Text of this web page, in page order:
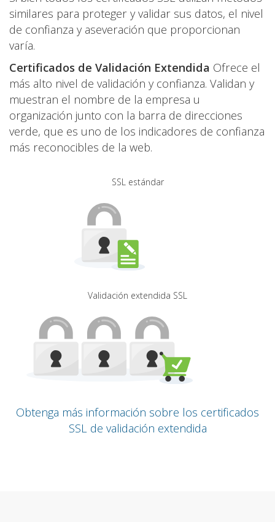
similares para proteger y validar sus datos, el nivel
de confianza y aseveración que proporcionan
varía.
Certificados de Validación Extendida Ofrece el
más alto nivel de validación y confianza. Validan y
muestran el nombre de la empresa u
organización junto con la barra de direcciones
verde, que es uno de los indicadores de confianza
más reconocibles de la web.
SSL estándar
Validación extendida SSL
Obtenga más información sobre los certificados
SSL de validación extendida